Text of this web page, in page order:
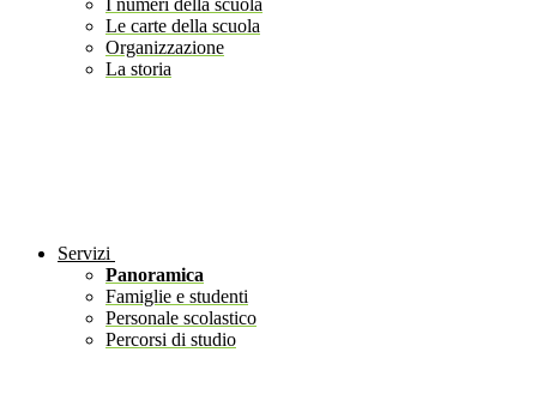
I numeri della scuola
Le carte della scuola
Organizzazione
La storia
Servizi
Panoramica
Famiglie e studenti
Personale scolastico
Percorsi di studio